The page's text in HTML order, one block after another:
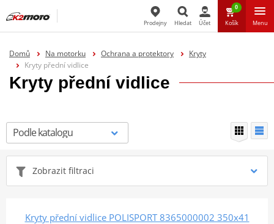
Prodejny Hledat Účet
0
Košík Menu
Domů Na motorku Ochrana a protektory
Kryty
Kryty přední vidlice
Kryty přední vidlice
Zobrazit filtraci
Kryty přední vidlice POLISPORT 8365000002 350x41